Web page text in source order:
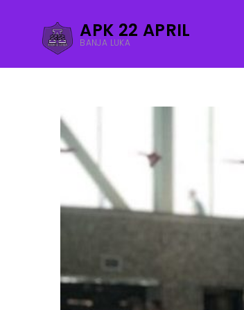
APK 22 APRIL
BANJA LUKA